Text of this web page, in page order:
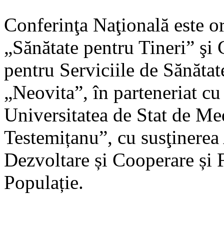
Conferinţa Naţională este
„Sănătate pentru Tineri” şi
pentru Serviciile de
„Neovita”, în parteneriat
Universitatea de Stat de
Testemițanu”, cu
Dezvoltare și Cooperare
Populație.